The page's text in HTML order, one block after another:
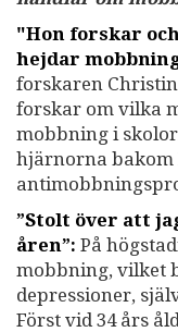
"Hon forskar
hejdar
forskaren
forskar om vilka
mobbning i
hjärnorna bakom
”Stolt över att
åren”: På
mobbning, vilket
depressioner,
Först vid 34 års